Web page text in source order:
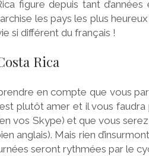
figure depuis tant
les pays les plus
si différent du français !
Rica
en compte que vous
plutôt amer et il vous
vos Skype) et que vous
anglais). Mais rien
seront rythmées par le